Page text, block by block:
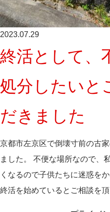
2023.07.29
終活として、
処分したいと
だきました
京都市左京区で倒壊寸前の古
ました。 不便な場所なので、
くなるので子供たちに迷惑を
終活を始めているとご相談を